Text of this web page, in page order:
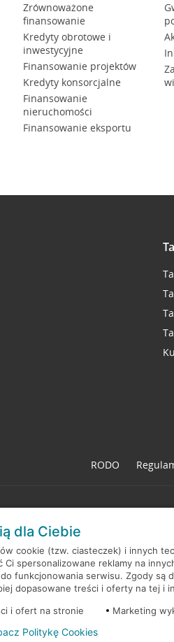
Zrównoważone
finansowanie
Kredyty obrotowe i
inwestycyjne
Finansowanie projektów
Kredyty konsorcjalne
Finansowanie
nieruchomości
Finansowanie eksportu
RODO
S.A. Wszelkie prawa zastrzeżone
dla Ciebie
cookie (tzw. ciasteczek) i innych
Ci spersonalizowane reklamy na
funkcjonowania serwisu. Zgody
dopasowane treści i oferty na tej i
i ofert na stronie Marketing
Politykę Cookies